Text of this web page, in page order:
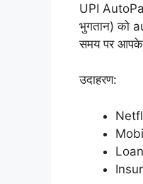
UPI
भुगतान) को
समय पर
उदाहरण: